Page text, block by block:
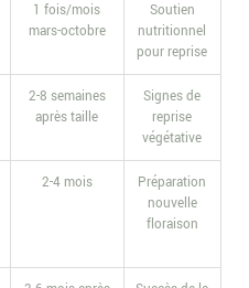
1 fois/mois
mars-octobre
Soutien
nutritionnel
pour reprise
2-8 semaines
après taille
Signes de
reprise
végétative
2-4 mois
Préparation
nouvelle
floraison